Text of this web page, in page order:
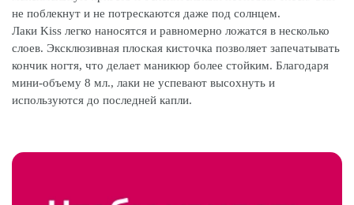
не поблекнут и не потрескаются даже под солнцем.
Лаки Kiss легко наносятся и равномерно ложатся в несколько
слоев. Эксклюзивная плоская кисточка позволяет запечатывать
кончик ногтя, что делает маникюр более стойким. Благодаря
мини-объему 8 мл., лаки не успевают высохнуть и
используются до последней капли.